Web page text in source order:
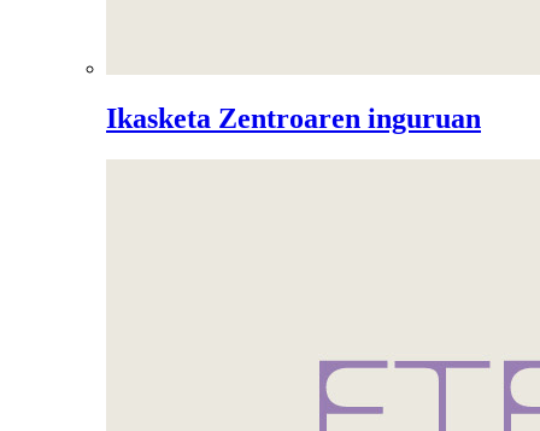
Ikasketa Zentroaren inguruan